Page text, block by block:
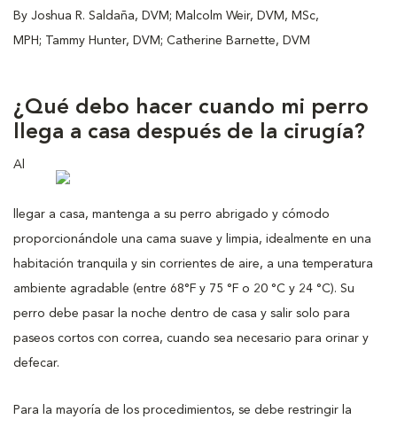
By Joshua R. Saldaña, DVM; Malcolm Weir, DVM, MSc,
MPH; Tammy Hunter, DVM; Catherine Barnette, DVM
¿Qué debo hacer cuando mi perro
llega a casa después de la cirugía?
Al
llegar a casa, mantenga a su perro abrigado y cómodo
proporcionándole una cama suave y limpia, idealmente en una
habitación tranquila y sin corrientes de aire, a una temperatura
ambiente agradable (entre 68°F y 75 °F o 20 °C y 24 °C). Su
perro debe pasar la noche dentro de casa y salir solo para
paseos cortos con correa, cuando sea necesario para orinar y
defecar.
Para la mayoría de los procedimientos, se debe restringir la